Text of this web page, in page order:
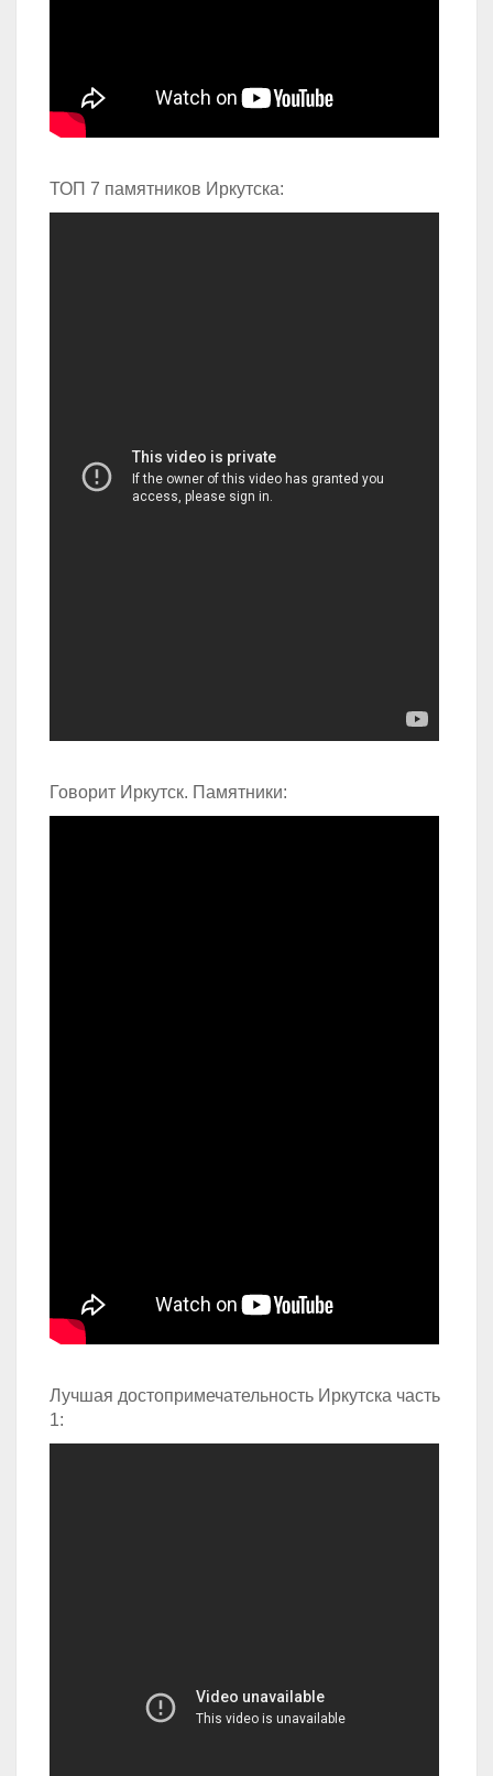
ТОП 7 памятников Иркутска:
Говорит Иркутск. Памятники:
Лучшая достопримечательность Иркутска часть
1: